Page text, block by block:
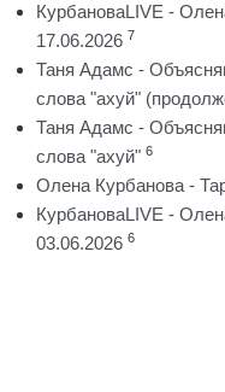
КурбановаLIVE -
17.06.2026 7
Таня Адамс -
слова "ахуй"
Таня Адамс -
слова "ахуй" 6
Олена Курбанова -
КурбановаLIVE -
03.06.2026 6